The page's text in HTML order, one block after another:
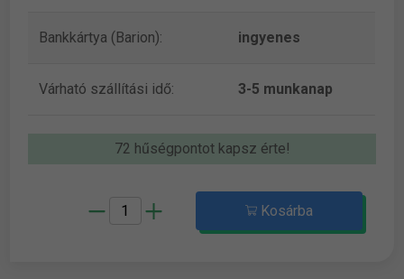
Bankkártya (Barion): ingyenes
Várható szállítási idő: 3-5 munkanap
72 hűségpontot kapsz érte!
Kosárba